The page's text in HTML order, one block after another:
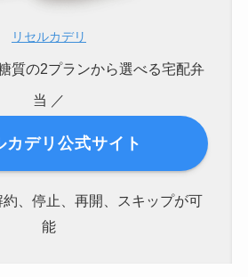
リセルカデリ
質の2プランから選べる宅配弁
当 ／
カデリ公式サイト
、停止、再開、スキップが可
能